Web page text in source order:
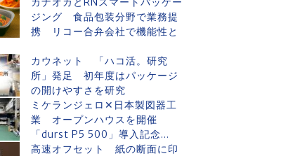
ジング 食品包装分野で業務提
携 リコー合弁会社で機能性と
カウネット 「ハコ活。研究
所」発足 初年度はパッケージ
の開けやすさを研究
ミケランジェロ✕日本製図器工
業 オープンハウスを開催
「durst P5 500」導入記念...
高速オフセット 紙の断面に印